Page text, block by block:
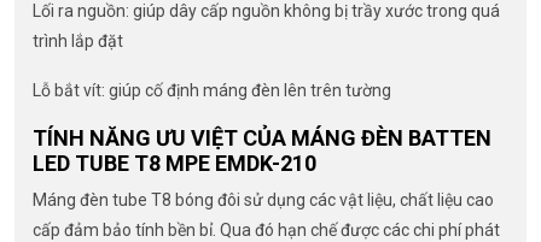
Lối ra nguồn: giúp dây cấp nguồn không bị trầy xước trong quá
trình lắp đặt
Lỗ bắt vít: giúp cố định máng đèn lên trên tường
TÍNH NĂNG ƯU VIỆT CỦA MÁNG ĐÈN BATTEN
LED TUBE T8 MPE EMDK-210
Máng đèn tube T8 bóng đôi sử dụng các vật liệu, chất liệu cao
cấp đảm bảo tính bền bỉ. Qua đó hạn chế được các chi phí phát